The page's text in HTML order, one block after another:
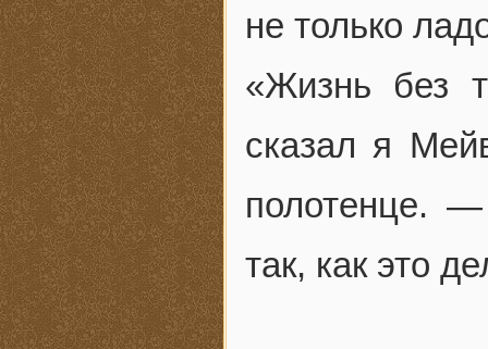
не только
«Жизнь без
сказал я
полотенце.
так, как это